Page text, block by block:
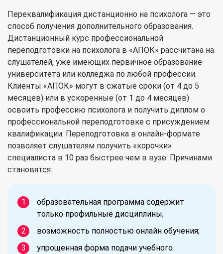
Переквалификация дистанционно на психолога — это
способ получения дополнительного образования.
Дистанционный курс профессиональной
переподготовки на психолога в «АПОК» рассчитана на
слушателей, уже имеющих первичное образование
университета или колледжа по любой профессии.
Клиенты «АПОК» могут в сжатые сроки (от 4 до 5
месяцев) или в ускоренные (от 1 до 4 месяцев)
освоить профессию психолога и получить диплом о
профессиональной переподготовке с присуждением
квалификации. Переподготовка в онлайн-формате
позволяет слушателям получить «корочки»
специалиста в 10 раз быстрее чем в вузе. Причинами
становятся:
образовательная программа содержит
только профильные дисциплины;
возможность полностью онлайн обучения;
упрощенная форма подачи учебного